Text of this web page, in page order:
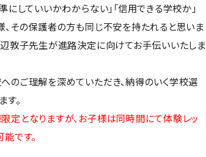
にしていいかわからない」「信用できる学校か」
、その保護者の方も同じ不安を持たれると思いま
辺敦子先生が進路決定に向けてお手伝いいたしま
のご理解を深めていただき、納得のいく学校選
。
定となりますが、お子様は同時間にて体験レッ
です。